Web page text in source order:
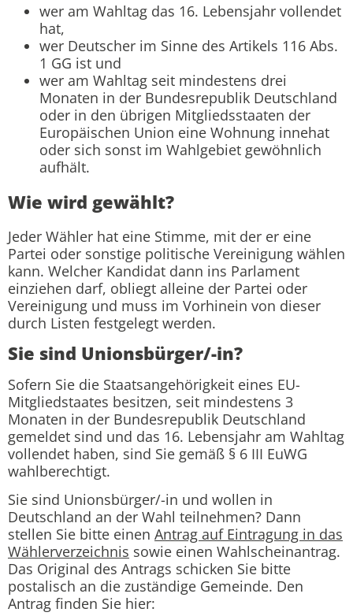
wer am Wahltag das 16. Lebensjahr vollendet
hat,
wer Deutscher im Sinne des Artikels 116 Abs.
1 GG ist und
wer am Wahltag seit mindestens drei
Monaten in der Bundesrepublik Deutschland
oder in den übrigen Mitgliedsstaaten der
Europäischen Union eine Wohnung innehat
oder sich sonst im Wahlgebiet gewöhnlich
aufhält.
Wie wird gewählt?
Jeder Wähler hat eine Stimme, mit der er eine
Partei oder sonstige politische Vereinigung wählen
kann. Welcher Kandidat dann ins Parlament
einziehen darf, obliegt alleine der Partei oder
Vereinigung und muss im Vorhinein von dieser
durch Listen festgelegt werden.
Sie sind Unionsbürger/-in?
Sofern Sie die Staatsangehörigkeit eines EU-
Mitgliedstaates besitzen, seit mindestens 3
Monaten in der Bundesrepublik Deutschland
gemeldet sind und das 16. Lebensjahr am Wahltag
vollendet haben, sind Sie gemäß § 6 III EuWG
wahlberechtigt.
Sie sind Unionsbürger/-in und wollen in
Deutschland an der Wahl teilnehmen? Dann
stellen Sie bitte einen Antrag auf Eintragung in das
Wählerverzeichnis sowie einen Wahlscheinantrag.
Das Original des Antrags schicken Sie bitte
postalisch an die zuständige Gemeinde. Den
Antrag finden Sie hier: